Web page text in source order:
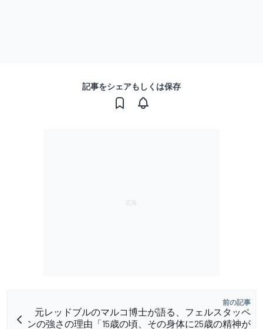
記事をシェアもしくは保存
前の記事
元レッドブルのマルコ博士が語る、フェルスタッペ
ンの強さの理由「15歳の頃、その身体に25歳の精神が